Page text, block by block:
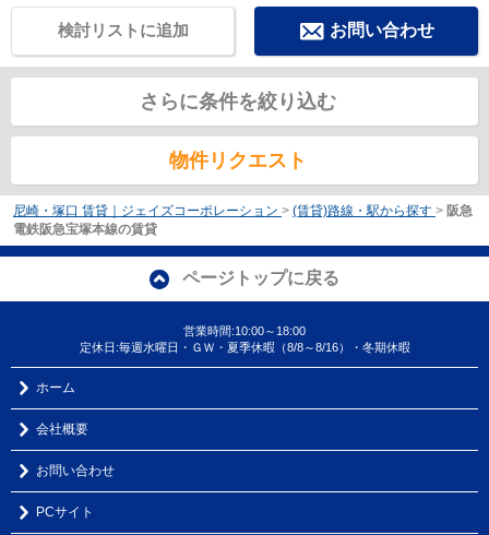
お問い合わせ
検討リストに追加
さらに条件を絞り込む
物件リクエスト
尼崎・塚口 賃貸｜ジェイズコーポレーション > (賃貸)路線・駅から探す > 阪急
電鉄阪急宝塚本線の賃貸
ページトップに戻る
営業時間:10:00～18:00
定休日:毎週水曜日・ＧＷ・夏季休暇（8/8～8/16）・冬期休暇
ホーム
会社概要
お問い合わせ
PCサイト